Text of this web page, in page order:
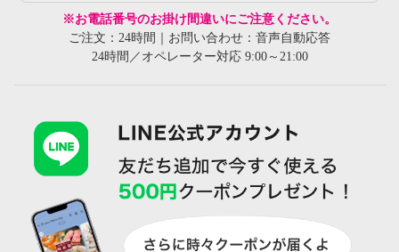
※お電話番号のお掛け間違いにご注意ください。
ご注文：24時間｜お問い合わせ：音声自動応答
24時間／オペレーター対応 9:00～21:00